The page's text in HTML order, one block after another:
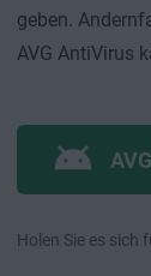
geben.
AVG AntiVirus
Holen Sie es sich